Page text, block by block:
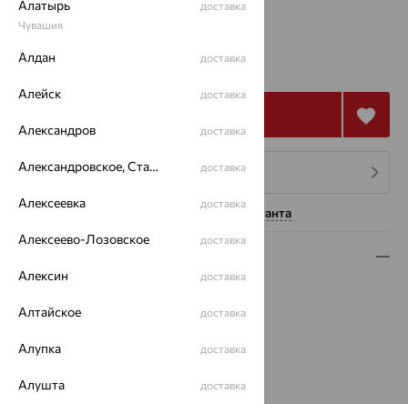
Калькулятор размера Другой размер
от 6 969 19 358
4 платежа по 1 742₽
Нужна помощь консультанта
Вес:4.35 — 4.51
Проба:
Вставка:
Алатырь
Чувашия
доставка
Алдан доставка
Алейск доставка
Александров доставка
Александровское, Ставропольский край доставка
Алексеевка доставка
Алексеево-Лозовское доставка
Алексин доставка
Алтайское доставка
Алупка доставка
Алушта доставка